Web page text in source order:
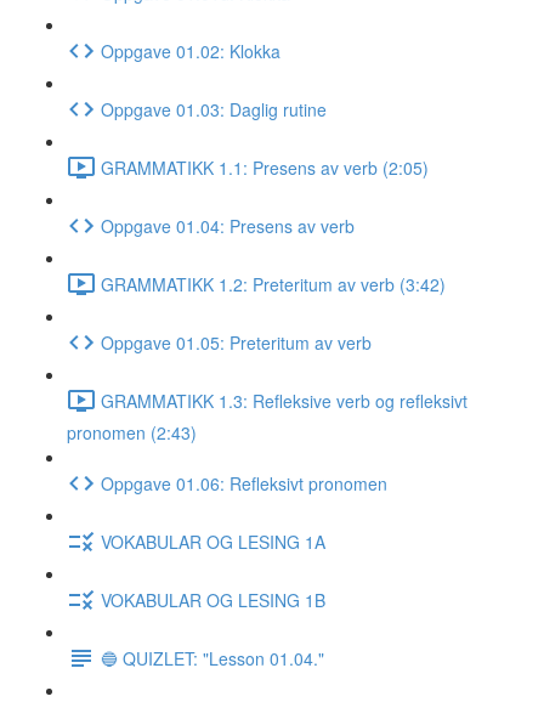
Oppgave 01.02: Klokka
Oppgave 01.03: Daglig rutine
GRAMMATIKK 1.1: Presens av verb (2:05)
Oppgave 01.04: Presens av verb
GRAMMATIKK 1.2: Preteritum av verb (3:42)
Oppgave 01.05: Preteritum av verb
GRAMMATIKK 1.3: Refleksive verb og refleksivt
pronomen (2:43)
Oppgave 01.06: Refleksivt pronomen
VOKABULAR OG LESING 1A
VOKABULAR OG LESING 1B
🔵 QUIZLET: "Lesson 01.04."